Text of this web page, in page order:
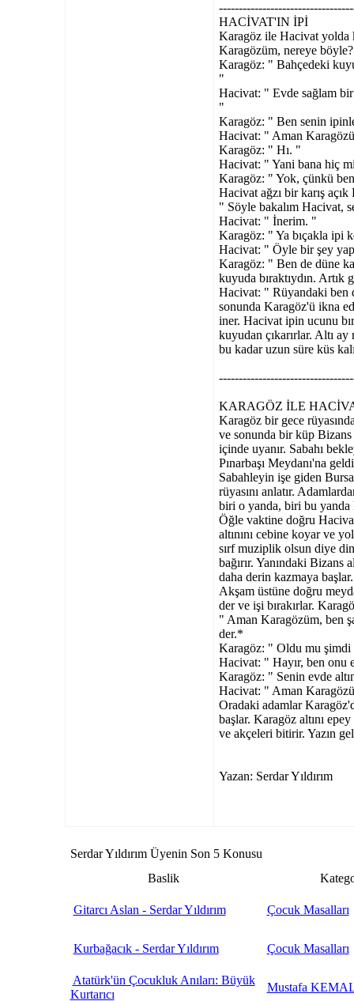
HACİVAT'IN İPİ
Karagöz ile Hacivat yolda
Karagözüm, nereye
Karagöz: " Bahçedeki
"
Hacivat: " Evde sağlam
"
Karagöz: " Ben senin
Hacivat: " Aman
Karagöz: " Hı. "
Hacivat: " Yani bana hiç
Karagöz: " Yok, çünkü ben
Hacivat ağzı bir karış
" Söyle bakalım Hacivat,
Hacivat: " İnerim. "
Karagöz: " Ya bıçakla ipi
Hacivat: " Öyle bir şey
Karagöz: " Ben de düne
kuyuda bıraktıydın. Artık
Hacivat: " Rüyandaki ben
sonunda Karagöz'ü ikna
iner. Hacivat ipin ucunu
kuyudan çıkarırlar. Altı
bu kadar uzun süre küs
KARAGÖZ İLE
Karagöz bir gece
ve sonunda bir küp Bizans
içinde uyanır. Sabahı
Pınarbaşı Meydanı'na
Sabahleyin işe giden
rüyasını anlatır.
biri o yanda, biri bu yanda
Öğle vaktine doğru
altınını cebine koyar ve
sırf muziplik olsun diye
bağırır. Yanındaki Bizans
daha derin kazmaya başlar.
Akşam üstüne doğru
der ve işi bırakırlar.
" Aman Karagözüm, ben
der.*
Karagöz: " Oldu mu şimdi
Hacivat: " Hayır, ben onu
Karagöz: " Senin evde
Hacivat: " Aman
Oradaki adamlar
başlar. Karagöz altını
ve akçeleri bitirir. Yazın
Yazan: Serdar Yıldırım
Serdar Yıldırım Üyenin Son 5 Konusu
Baslik
Gitarcı Aslan - Serdar Yıldırım Çocuk Masalları
Kurbağacık - Serdar Yıldırım Çocuk Masalları
Atatürk'ün Çocukluk Anıları: Büyük
Kurtarıcı
Mustafa